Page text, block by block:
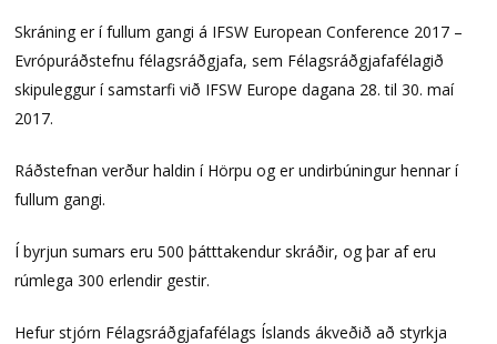
Skráning er í fullum gangi á IFSW European Conference 2017 –
Evrópuráðstefnu félagsráðgjafa, sem Félagsráðgjafafélagið
skipuleggur í samstarfi við IFSW Europe dagana 28. til 30. maí
2017.
Ráðstefnan verður haldin í Hörpu og er undirbúningur hennar í
fullum gangi.
Í byrjun sumars eru 500 þátttakendur skráðir, og þar af eru
rúmlega 300 erlendir gestir.
Hefur stjórn Félagsráðgjafafélags Íslands ákveðið að styrkja